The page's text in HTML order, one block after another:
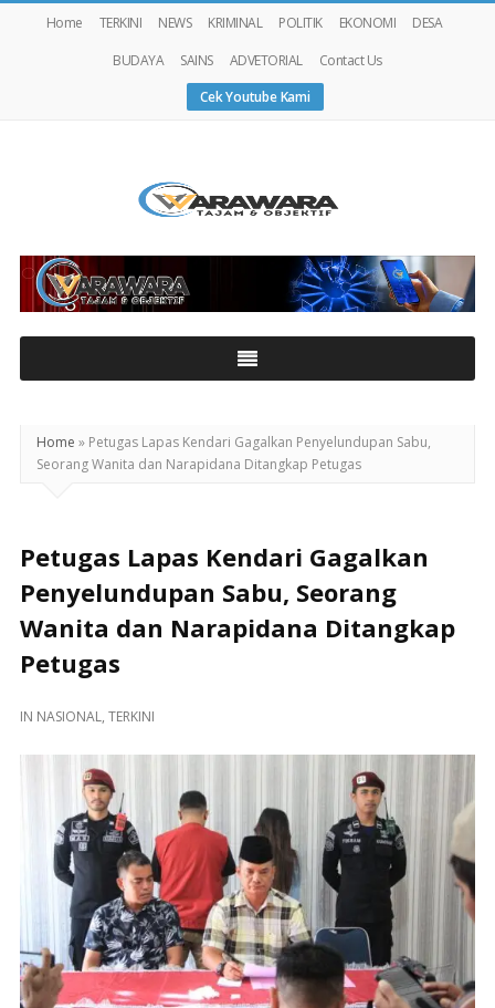
Home TERKINI NEWS KRIMINAL POLITIK EKONOMI
DESA
BUDAYA
SAINS ADVETORIAL
Contact Us
Cek Youtube Kami
Home » Petugas Lapas Kendari Gagalkan Penyelundupan Sabu,
Seorang Wanita dan Narapidana Ditangkap Petugas
Petugas Lapas Kendari Gagalkan
Penyelundupan Sabu, Seorang
Wanita dan Narapidana Ditangkap
Petugas
IN NASIONAL, TERKINI